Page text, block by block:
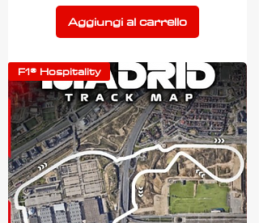
Aggiungi al carrello
F1® Hospitality